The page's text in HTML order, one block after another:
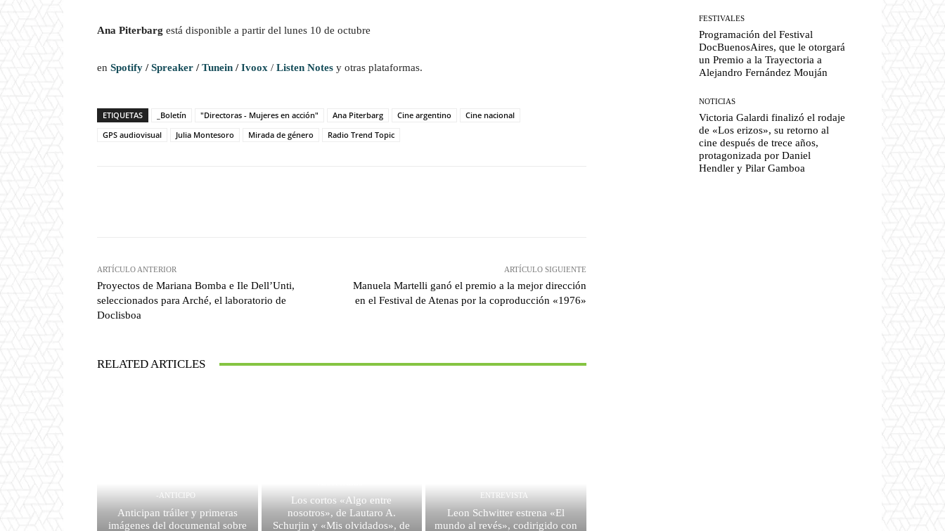
Ana Piterbarg está disponible a partir del lunes 10 de octubre
en Spotify /Spreaker /Tunein /Ivoox / Listen Notes y otras plataformas.
ETIQUETAS _Boletín "Directoras - Mujeres en acción" Ana Piterbarg Cine argentino
Cine nacional
GPS audiovisual
Julia Montesoro Mirada de género Radio Trend Topic
ARTÍCULO ANTERIOR
Proyectos de Mariana Bomba e Ile Dell’Unti,
seleccionados para Arché, el laboratorio de
Doclisboa
ARTÍCULO SIGUIENTE
Manuela Martelli ganó el premio a la mejor dirección
en el Festival de Atenas por la coproducción «1976»
RELATED ARTICLES
-ANTICIPO
Anticipan tráiler y primeras
imágenes del documental sobre
Los cortos «Algo entre
nosotros», de Lautaro A.
Schurjin y «Mis olvidados», de
ENTREVISTA
Leon Schwitter estrena «El
mundo al revés», codirigido con
FESTIVALES
Programación del Festival
DocBuenosAires, que le otorgará
un Premio a la Trayectoria a
Alejandro Fernández Mouján
NOTICIAS
Victoria Galardi finalizó el rodaje
de «Los erizos», su retorno al
cine después de trece años,
protagonizada por Daniel
Hendler y Pilar Gamboa